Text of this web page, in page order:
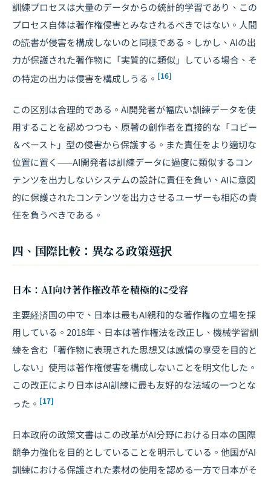
訓練プロセスは大量のデータからの統計的学習であり、この
プロセス自体は著作権侵害とみなされるべきではない。人間
の読書が侵害を構成しないのと同様である。しかし、AIの出
力が保護された著作物に「実質的に類似」している場合、そ
の特定の出力は侵害を構成しうる。 [16]
この区別は合理的である。AI開発者が幅広い訓練データを使
用することを認めつつも、原著の創作者を直接的な「コピー
＆ペースト」型の侵害から保護する。また責任をより適切な
位置に置く——AI開発者は訓練データに過度に類似するコン
テンツを出力しないシステムの設計に責任を負い、AIに意図
的に保護されたコンテンツを出力させるユーザーも相応の責
任を負うべきである。
四、国際比較：異なる政策選択
日本：AI向け著作権改革を積極的に受容
主要経済国の中で、日本は最もAI親和的な著作権の立場を採
用している。2018年、日本は著作権法を改正し、機械学習訓
練を含む「著作物に表現された思想又は感情の享受を目的と
しない」使用は著作権侵害を構成しないことを明文化した。
この改正により日本はAI訓練に最も友好的な法域の一つとな
った。 [17]
日本政府の政策文書はこの改革がAI分野における日本の国際
競争力強化を目的としていることを明示している。他国がAI
訓練における保護された素材の使用を認める一方で日本がそ